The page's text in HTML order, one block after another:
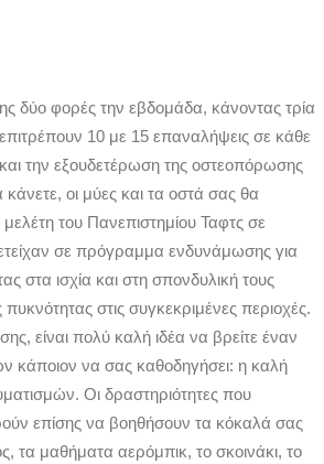
δύο φορές την εβδομάδα, κάνοντας τρία
10 με 15 επαναλήψεις σε κάθε
την εξουδετέρωση της οστεοπόρωσης
κάνετε, οι μύες και τα οστά σας θα
του Πανεπιστημίου Ταφτς σε
σε πρόγραμμα ενδυνάμωσης για
στα ισχία και στη σπονδυλική τους
στις συγκεκριμένες περιοχές.
είναι πολύ καλή ιδέα να βρείτε έναν
κάποιον να σας καθοδηγήσει: η καλή
Οι δραστηριότητες που
επίσης να βοηθήσουν τα κόκαλά σας
τα μαθήματα αερόμπικ, το σκοινάκι, το